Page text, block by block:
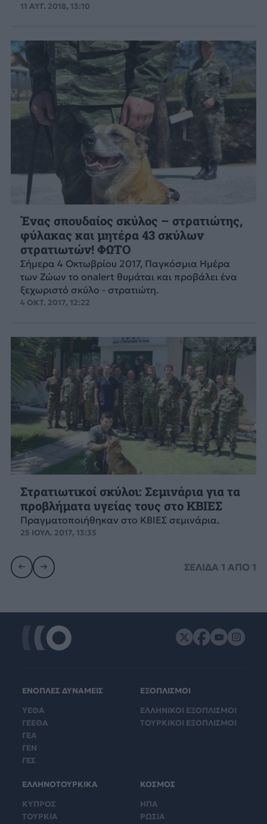
11 ΑΥΓ. 2018, 13:10
Ένας σπουδαίος σκύλος – στρατιώτης,
φύλακας και μητέρα 43 σκύλων
στρατιωτών! ΦΩΤΟ
Σήμερα 4 Οκτωβρίου 2017, Παγκόσμια Ημέρα
των Ζώων το onalert θυμάται και προβάλει ένα
ξεχωριστό σκύλο - στρατιώτη.
4 ΟΚΤ. 2017, 12:22
Στρατιωτικοί σκύλοι: Σεμινάρια για τα
προβλήματα υγείας τους στο ΚΒΙΕΣ
Πραγματοποιήθηκαν στο ΚΒΙΕΣ σεμινάρια.
25 ΙΟΥΛ. 2017, 13:35
ΣΕΛΙΔΑ1 ΑΠΟ1
ΕΝΟΠΛΕΣ ΔΥΝΑΜΕΙΣ
ΥΕΘΑ
ΓΕΕΘΑ
ΓΕΑ
ΓΕΝ
ΓΕΣ
ΕΞΟΠΛΙΣΜΟΙ
ΕΛΛΗΝΙΚΟΙ ΕΞΟΠΛΙΣΜΟΙ
ΤΟΥΡΚΙΚΟΙ ΕΞΟΠΛΙΣΜΟΙ
ΕΛΛΗΝΟΤΟΥΡΚΙΚΑ
ΚΥΠΡΟΣ
ΤΟΥΡΚΙΑ
ΚΟΣΜΟΣ
ΗΠΑ
ΡΩΣΙΑ